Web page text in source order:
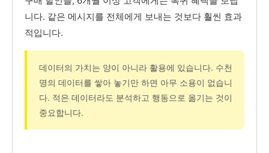
니다. 같은 메시지를 전체에게 보내는 것보다 훨씬 효과
적입니다.
데이터의 가치는 양이 아니라 활용에 있습니다. 수천
명의 데이터를 쌓아 놓기만 하면 아무 소용이 없습니
다. 적은 데이터라도 분석하고 행동으로 옮기는 것이
중요합니다.